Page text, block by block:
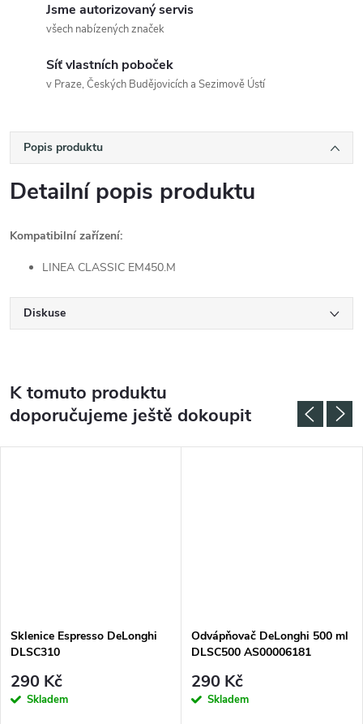
Jsme autorizovaný servis
všech nabízených značek
Síť vlastních poboček
v Praze, Českých Budějovicích a Sezimově Ústí
Popis produktu
Detailní popis produktu
Kompatibilní zařízení:
LINEA CLASSIC EM450.M
Diskuse
K tomuto produktu
doporučujeme ještě dokoupit
Sklenice Espresso DeLonghi
DLSC310
290 Kč
Skladem
Odvápňovač DeLonghi 500 ml
DLSC500 AS00006181
290 Kč
Skladem